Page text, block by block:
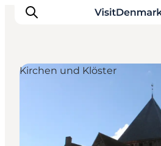
Erlebnisse
Kirchen und Klöster